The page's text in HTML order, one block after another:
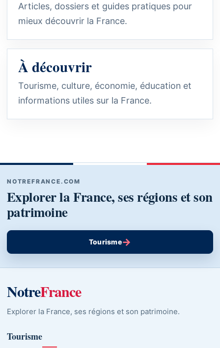
Articles, dossiers et guides pratiques pour
mieux découvrir la France.
À découvrir
Tourisme, culture, économie, éducation et
informations utiles sur la France.
NOTREFRANCE.COM
Explorer la France, ses régions et son
patrimoine
Tourisme→
NotreFrance
Explorer la France, ses régions et son patrimoine.
Tourisme